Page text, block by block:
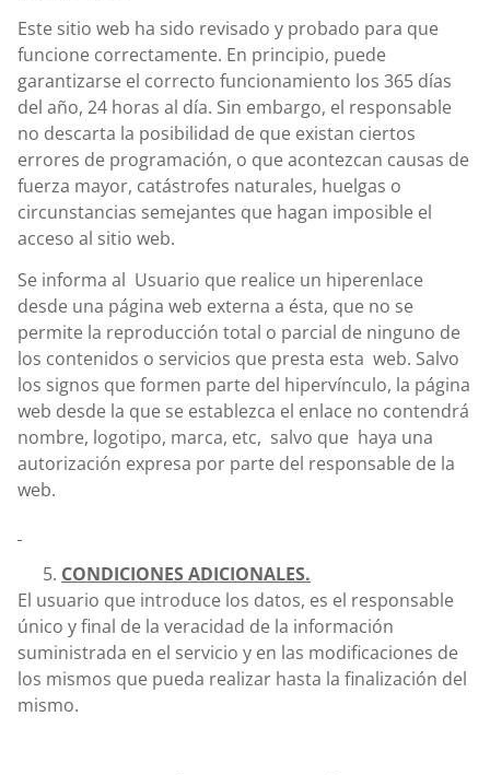
Este sitio web ha sido revisado y probado para que
funcione correctamente. En principio, puede
garantizarse el correcto funcionamiento los 365 días
del año, 24 horas al día. Sin embargo, el responsable
no descarta la posibilidad de que existan ciertos
errores de programación, o que acontezcan causas de
fuerza mayor, catástrofes naturales, huelgas o
circunstancias semejantes que hagan imposible el
acceso al sitio web.
Se informa al Usuario que realice un hiperenlace
desde una página web externa a ésta, que no se
permite la reproducción total o parcial de ninguno de
los contenidos o servicios que presta esta web. Salvo
los signos que formen parte del hipervínculo, la página
web desde la que se establezca el enlace no contendrá
nombre, logotipo, marca, etc, salvo que haya una
autorización expresa por parte del responsable de la
web.
CONDICIONES ADICIONALES.
El usuario que introduce los datos, es el responsable
único y final de la veracidad de la información
suministrada en el servicio y en las modificaciones de
los mismos que pueda realizar hasta la finalización del
mismo.